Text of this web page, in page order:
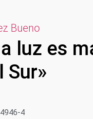
Bueno
luz es
Sur»
4